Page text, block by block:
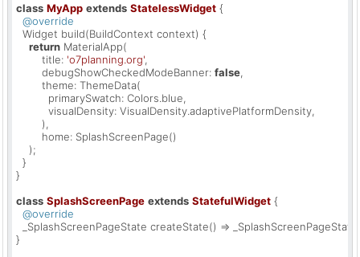
class MyApp extends StatelessWidget {
@override
  Widget build(BuildContext context) {
return MaterialApp(
        title:
'o7planning.org',
        debugShowCheckedModeBanner:
false,
        theme: ThemeData(
          primarySwatch: Colors.blue,
          visualDensity: VisualDensity.adaptivePlatformDensity,
        ),
        home: SplashScreenPage()
    );
  }
}
class SplashScreenPage extends StatefulWidget {
@override
_SplashScreenPageState createState() =>
}